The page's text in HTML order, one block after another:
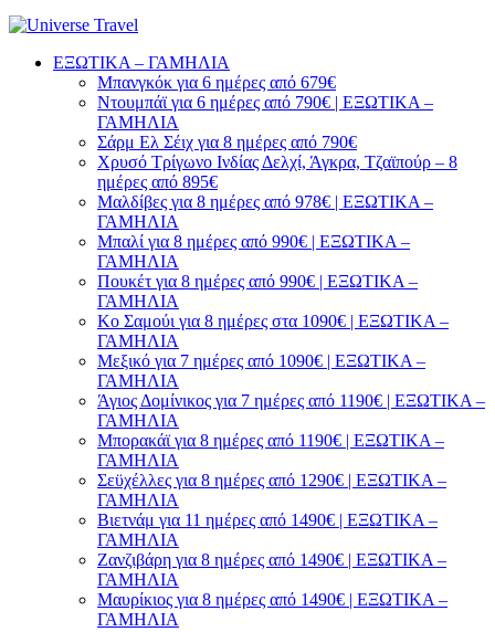
Universe Travel
You will love the way you travel
ΕΞΩΤΙΚΑ – ΓΑΜΗΛΙΑ
Μπανγκόκ για 6 ημέρες από 679€
Ντουμπάϊ για 6 ημέρες από 790€ | ΕΞΩΤΙΚΑ –
ΓΑΜΗΛΙΑ
Σάρμ Ελ Σέιχ για 8 ημέρες από 790€
Χρυσό Τρίγωνο Ινδίας Δελχί, Άγκρα, Τζαϊπούρ – 8
ημέρες από 895€
Μαλδίβες για 8 ημέρες από 978€ | ΕΞΩΤΙΚΑ –
ΓΑΜΗΛΙΑ
Μπαλί για 8 ημέρες από 990€ | ΕΞΩΤΙΚΑ –
ΓΑΜΗΛΙΑ
Πουκέτ για 8 ημέρες από 990€ | ΕΞΩΤΙΚΑ –
ΓΑΜΗΛΙΑ
Κο Σαμούι για 8 ημέρες στα 1090€ | ΕΞΩΤΙΚΑ –
ΓΑΜΗΛΙΑ
Μεξικό για 7 ημέρες από 1090€ | ΕΞΩΤΙΚΑ –
ΓΑΜΗΛΙΑ
Άγιος Δομίνικος για 7 ημέρες από 1190€ | ΕΞΩΤΙΚΑ –
ΓΑΜΗΛΙΑ
Μπορακάϊ για 8 ημέρες από 1190€ | ΕΞΩΤΙΚΑ –
ΓΑΜΗΛΙΑ
Σεϋχέλλες για 8 ημέρες από 1290€ | ΕΞΩΤΙΚΑ –
ΓΑΜΗΛΙΑ
Βιετνάμ για 11 ημέρες από 1490€ | ΕΞΩΤΙΚΑ –
ΓΑΜΗΛΙΑ
Ζανζιβάρη για 8 ημέρες από 1490€ | ΕΞΩΤΙΚΑ –
ΓΑΜΗΛΙΑ
Μαυρίκιος για 8 ημέρες από 1490€ | ΕΞΩΤΙΚΑ –
ΓΑΜΗΛΙΑ